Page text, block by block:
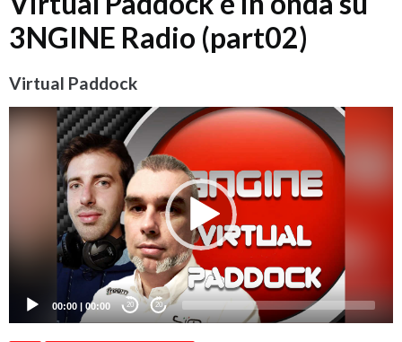
3NGINE Radio (part02)
Virtual Paddock
Video
00:00 | 00:00 20 20